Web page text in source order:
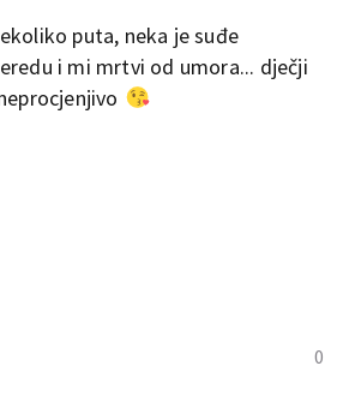
puta, neka je suđe
i mi mrtvi od umora... dječji
0